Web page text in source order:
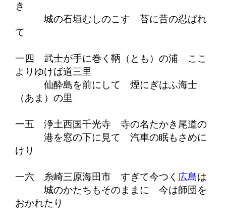
き
城の石垣むしのこす 苔に昔の忍ばれ
て
一四 武士が手に巻く鞆（とも）の浦 ここ
よりゆけば道三里
仙酔島を前にして 煙にぎはふ海士
（あま）の里
一五 浄土西国千光寺 寺の名たかき尾道の
港を窓の下に見て 汽車の眠もさめに
けり
一六 糸崎三原海田市 すぎて今つく 広島は
城のかたちもそのままに 今は師団を
おかれたり